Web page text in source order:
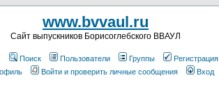
www.bvvaul.ru
Cайт выпускников Борисоглебского ВВАУЛ
Поиск Пользователи Группы
Регистрация
Войти и проверить личные сообщения Вход